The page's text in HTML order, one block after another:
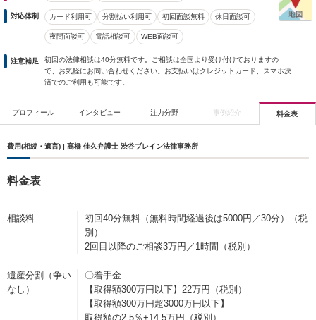
対応体制 カード利用可 分割払い利用可 初回面談無料 休日面談可
夜間面談可 電話相談可 WEB面談可
注意補足
初回の法律相談は40分無料です。ご相談は全国より受け付けておりますの
で、お気軽にお問い合わせください。お支払いはクレジットカード、スマホ決
済でのご利用も可能です。
プロフィール インタビュー 注力分野 事例紹介 料金表
費用(相続・遺言) | 髙橋 佳久弁護士 渋谷ブレイン法律事務所
料金表
相談料
初回40分無料（無料時間経過後は5000円／30分）（税
別）
2回目以降のご相談3万円／1時間（税別）
遺産分割（争い
なし）
〇着手金
【取得額300万円以下】22万円（税別）
【取得額300万円超3000万円以下】
取得額の2.5％+14.5万円（税別）